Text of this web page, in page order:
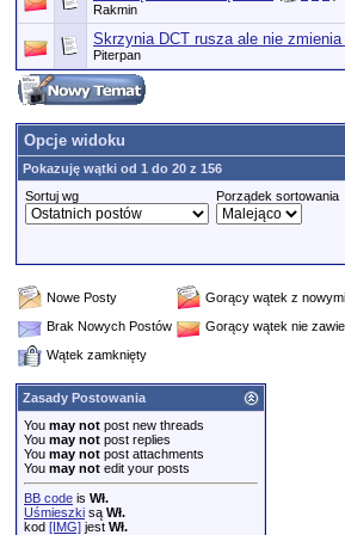
Rakmin
Skrzynia DCT rusza ale nie
Piterpan
Opcje widoku
Pokazuję wątki od 1 do 20 z 156
Sortuj wg
Porządek sortowania
Nowe Posty
Gorący wątek z
Brak Nowych Postów
Gorący wątek nie
Wątek zamknięty
Zasady Postowania
You may not post new threads
You may not post replies
You may not post attachments
You may not edit your posts
BB code is Wł.
Uśmieszki są Wł.
kod [IMG] jest Wł.